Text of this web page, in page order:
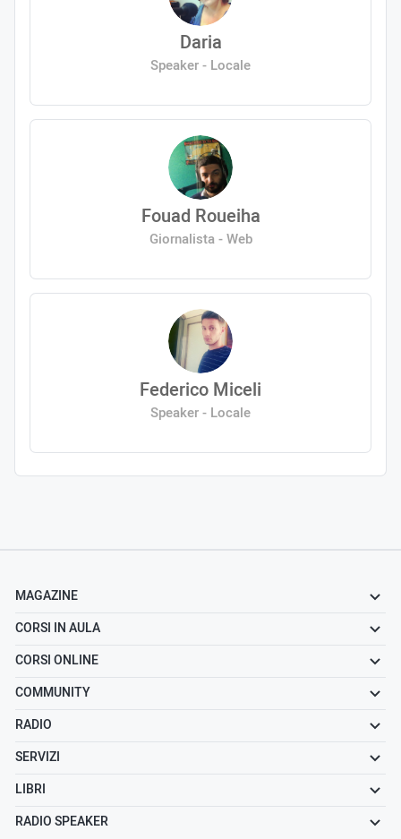
Daria
Speaker - Locale
Fouad Roueiha
Giornalista - Web
Federico Miceli
Speaker - Locale
MAGAZINE
CORSI IN AULA
CORSI ONLINE
COMMUNITY
RADIO
SERVIZI
LIBRI
RADIO SPEAKER